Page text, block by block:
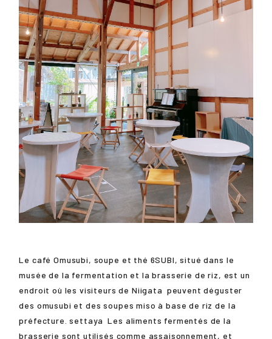
Le café Omusubi, soupe et thé 6SUBI, situé dans le
musée de la fermentation et la brasserie de riz, est un
endroit où les visiteurs de Niigata peuvent déguster
des omusubi et des soupes miso à base de riz de la
préfecture.settaya Les aliments fermentés de la
brasserie sont utilisés comme assaisonnement, et